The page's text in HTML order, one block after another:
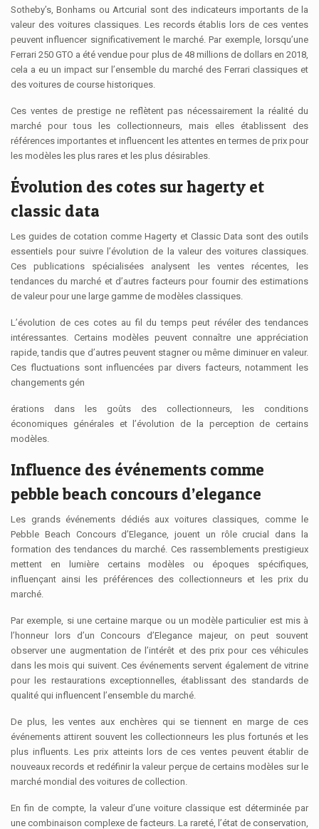
Sotheby’s, Bonhams ou Artcurial sont des indicateurs importants de la
valeur des voitures classiques. Les records établis lors de ces ventes
peuvent influencer significativement le marché. Par exemple, lorsqu’une
Ferrari 250 GTO a été vendue pour plus de 48 millions de dollars en 2018,
cela a eu un impact sur l’ensemble du marché des Ferrari classiques et
des voitures de course historiques.
Ces ventes de prestige ne reflètent pas nécessairement la réalité du
marché pour tous les collectionneurs, mais elles établissent des
références importantes et influencent les attentes en termes de prix pour
les modèles les plus rares et les plus désirables.
Évolution des cotes sur hagerty et
classic data
Les guides de cotation comme Hagerty et Classic Data sont des outils
essentiels pour suivre l’évolution de la valeur des voitures classiques.
Ces publications spécialisées analysent les ventes récentes, les
tendances du marché et d’autres facteurs pour fournir des estimations
de valeur pour une large gamme de modèles classiques.
L’évolution de ces cotes au fil du temps peut révéler des tendances
intéressantes. Certains modèles peuvent connaître une appréciation
rapide, tandis que d’autres peuvent stagner ou même diminuer en valeur.
Ces fluctuations sont influencées par divers facteurs, notamment les
changements gén
érations dans les goûts des collectionneurs, les conditions
économiques générales et l’évolution de la perception de certains
modèles.
Influence des événements comme
pebble beach concours d’elegance
Les grands événements dédiés aux voitures classiques, comme le
Pebble Beach Concours d’Elegance, jouent un rôle crucial dans la
formation des tendances du marché. Ces rassemblements prestigieux
mettent en lumière certains modèles ou époques spécifiques,
influençant ainsi les préférences des collectionneurs et les prix du
marché.
Par exemple, si une certaine marque ou un modèle particulier est mis à
l’honneur lors d’un Concours d’Elegance majeur, on peut souvent
observer une augmentation de l’intérêt et des prix pour ces véhicules
dans les mois qui suivent. Ces événements servent également de vitrine
pour les restaurations exceptionnelles, établissant des standards de
qualité qui influencent l’ensemble du marché.
De plus, les ventes aux enchères qui se tiennent en marge de ces
événements attirent souvent les collectionneurs les plus fortunés et les
plus influents. Les prix atteints lors de ces ventes peuvent établir de
nouveaux records et redéfinir la valeur perçue de certains modèles sur le
marché mondial des voitures de collection.
En fin de compte, la valeur d’une voiture classique est déterminée par
une combinaison complexe de facteurs. La rareté, l’état de conservation,